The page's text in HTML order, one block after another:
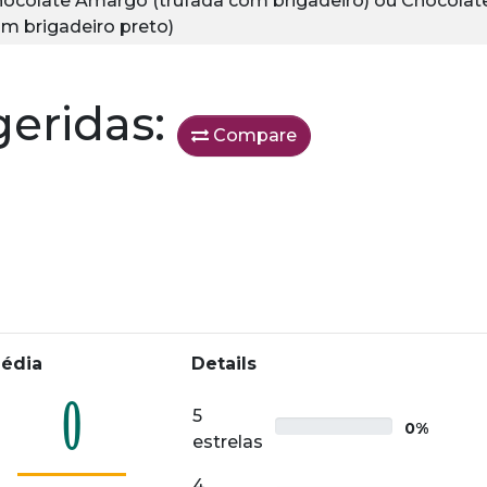
brigadeiro preto)
Compare
0
Details
5
estrelas
0%